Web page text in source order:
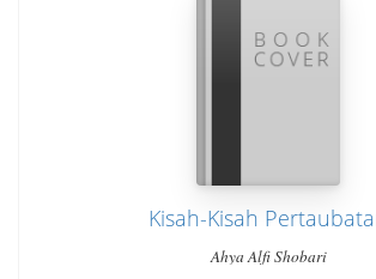
Kisah-Kisah
Ahya Alfi Shobari